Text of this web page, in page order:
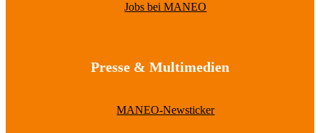
Jobs bei MANEO
Presse & Multimedien
MANEO-Newsticker